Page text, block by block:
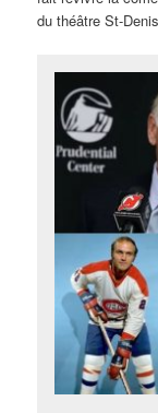
du théâtre St-